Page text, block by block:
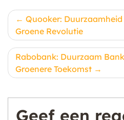
Quooker: Duurzaamheid
Groene Revolutie
Rabobank: Duurzaam
Groenere Toekomst
Geef een